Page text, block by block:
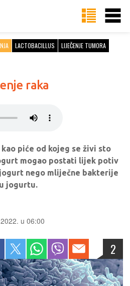
LACTOBACILLUS
LIJEČENJE TUMORA
raka
piće od kojeg se živi sto
mogao postati lijek potiv
nego mliječne bakterije
jogurtu.
u 06:00
2